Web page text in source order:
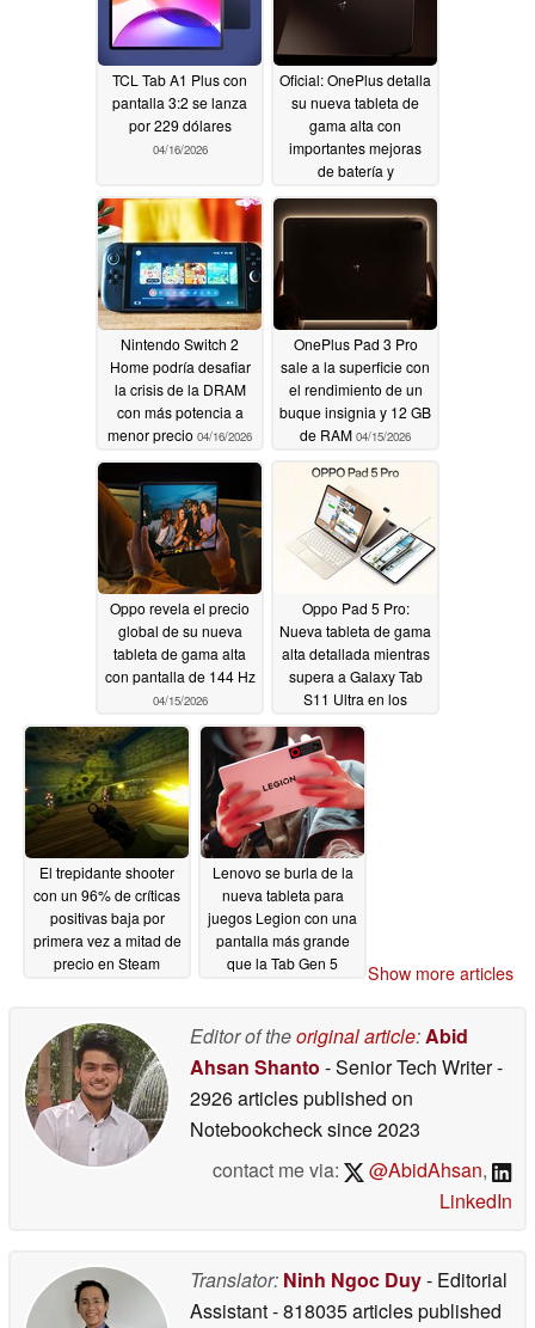
TCL Tab A1 Plus con
pantalla 3:2 se lanza
por 229 dólares
04/16/2026
Oficial: OnePlus detalla
su nueva tableta de
gama alta con
importantes mejoras
de batería y
rendimiento04/16/2026
Nintendo Switch 2
Home podría desafiar
la crisis de la DRAM
con más potencia a
menor precio 04/16/2026
OnePlus Pad 3 Pro
sale a la superficie con
el rendimiento de un
buque insignia y 12 GB
de RAM 04/15/2026
Oppo revela el precio
global de su nueva
tableta de gama alta
con pantalla de 144 Hz
04/15/2026
Oppo Pad 5 Pro:
Nueva tableta de gama
alta detallada mientras
supera a Galaxy Tab
S11 Ultra en los
primeros benchmarks
04/15/2026
El trepidante shooter
con un 96% de críticas
positivas baja por
primera vez a mitad de
precio en Steam
Lenovo se burla de la
nueva tableta para
juegos Legion con una
pantalla más grande
que la Tab Gen 5
Show more articles
Editor of theoriginal article:Abid
Ahsan Shanto - Senior Tech Writer-
2926 articles published on
Notebookchecksince 2023
contact me via:
@AbidAhsan,
LinkedIn
Translator: Ninh Ngoc Duy- Editorial
Assistant- 818035 articles published